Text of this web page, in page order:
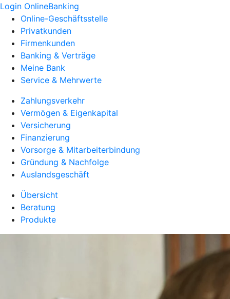
Login OnlineBanking
Online-Geschäftsstelle
Privatkunden
Firmenkunden
Banking & Verträge
Meine Bank
Service & Mehrwerte
Zahlungsverkehr
Vermögen & Eigenkapital
Versicherung
Finanzierung
Vorsorge & Mitarbeiterbindung
Gründung & Nachfolge
Auslandsgeschäft
Übersicht
Beratung
Produkte